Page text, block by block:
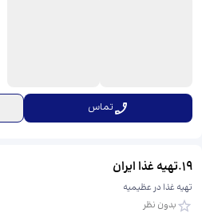
تماس
19
.تهیه غذا ایران
تهیه غذا در عظیمیه
بدون نظر